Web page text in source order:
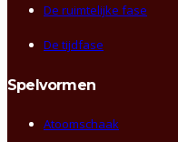
De ruimtelijke fase
De tijdfase
Spelvormen
Atoomschaak